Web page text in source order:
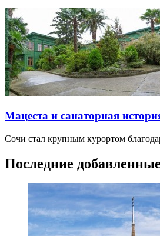
Мацеста и санаторная
Сочи стал крупным курортом
Последние добавленные